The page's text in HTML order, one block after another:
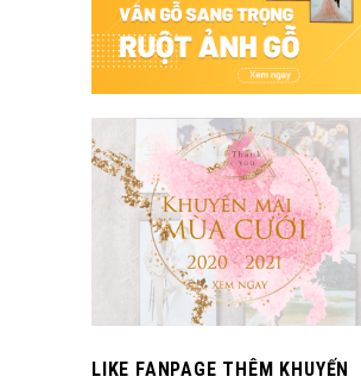
LIKE FANPAGE THÊM KHUYẾN